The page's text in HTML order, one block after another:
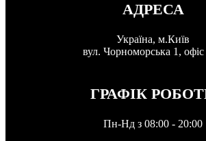
АДРЕСА
Україна, м.Київ
вул. Чорноморська 1,
ГРАФІК
Пн-Нд з 08:00 - 20:00